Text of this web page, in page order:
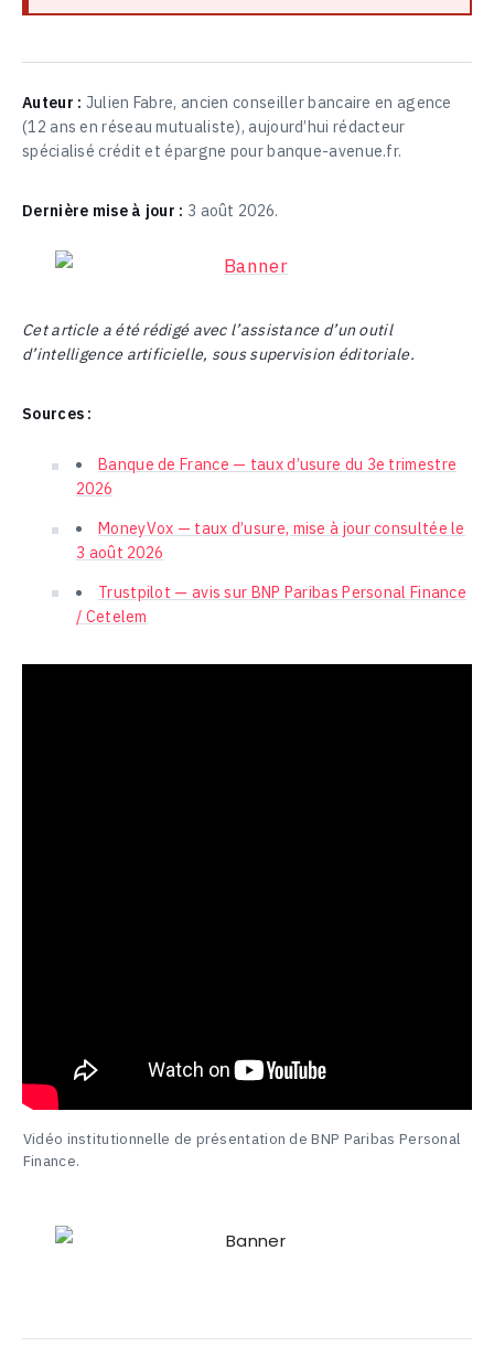
Auteur : Julien Fabre, ancien conseiller bancaire en agence
(12 ans en réseau mutualiste), aujourd’hui rédacteur
spécialisé crédit et épargne pour banque-avenue.fr.
Dernière mise à jour : 3 août 2026.
Cet article a été rédigé avec l’assistance d’un outil
d’intelligence artificielle, sous supervision éditoriale.
Sources :
Banque de France — taux d’usure du 3e trimestre
2026
MoneyVox — taux d’usure, mise à jour consultée le
3 août 2026
Trustpilot — avis sur BNP Paribas Personal Finance
/ Cetelem
Vidéo institutionnelle de présentation de BNP Paribas Personal
Finance.